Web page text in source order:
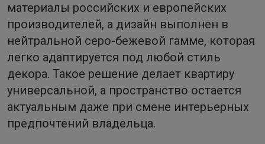
материалы российских и европейских
производителей, а дизайн выполнен в
нейтральной серо-бежевой гамме, которая
легко адаптируется под любой стиль
декора. Такое решение делает квартиру
универсальной, а пространство остается
актуальным даже при смене интерьерных
предпочтений владельца.